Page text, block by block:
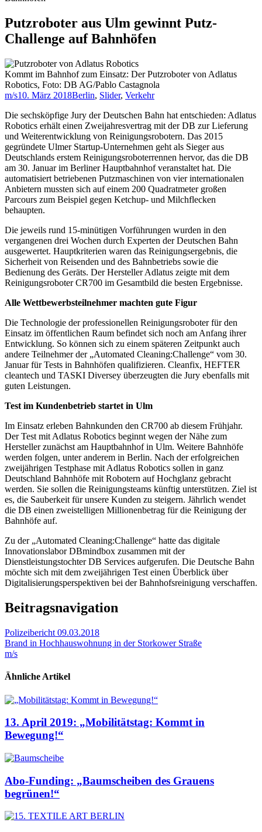
Putzroboter aus Ulm gewinnt Putz-
Challenge auf Bahnhöfen
Kommt im Bahnhof zum Einsatz: Der Putzroboter von Adlatus
Robotics, Foto: DB AG/Pablo Castagnola
m/s10. März 2018Berlin, Slider, Verkehr
Die sechsköpfige Jury der Deutschen Bahn hat entschieden: Adlatus
Robotics erhält einen Zweijahresvertrag mit der DB zur Lieferung
und Weiterentwicklung von Reinigungsrobotern. Das 2015
gegründete Ulmer Startup-Unternehmen geht als Sieger aus
Deutschlands erstem Reinigungsroboterrennen hervor, das die DB
am 30. Januar im Berliner Hauptbahnhof veranstaltet hat. Die
automatisiert betriebenen Putzmaschinen von vier internationalen
Anbietern mussten sich auf einem 200 Quadratmeter großen
Parcours zum Beispiel gegen Ketchup- und Milchflecken
behaupten.
Die jeweils rund 15-minütigen Vorführungen wurden in den
vergangenen drei Wochen durch Experten der Deutschen Bahn
ausgewertet. Hauptkriterien waren das Reinigungsergebnis, die
Sicherheit von Reisenden und des Bahnbetriebs sowie die
Bedienung des Geräts. Der Hersteller Adlatus zeigte mit dem
Reinigungsroboter CR700 im Gesamtbild die besten Ergebnisse.
Alle Wettbewerbsteilnehmer machten gute Figur
Die Technologie der professionellen Reinigungsroboter für den
Einsatz im öffentlichen Raum befindet sich noch am Anfang ihrer
Entwicklung. So können sich zu einem späteren Zeitpunkt auch
andere Teilnehmer der „Automated Cleaning:Challenge“ vom 30.
Januar für Tests in Bahnhöfen qualifizieren. Cleanfix, HEFTER
cleantech und TASKI Diversey überzeugten die Jury ebenfalls mit
guten Leistungen.
Test im Kundenbetrieb startet in Ulm
Im Einsatz erleben Bahnkunden den CR700 ab diesem Frühjahr.
Der Test mit Adlatus Robotics beginnt wegen der Nähe zum
Hersteller zunächst am Hauptbahnhof in Ulm. Weitere Bahnhöfe
werden folgen, unter anderem in Berlin. Nach der erfolgreichen
zweijährigen Testphase mit Adlatus Robotics sollen in ganz
Deutschland Bahnhöfe mit Robotern auf Hochglanz gebracht
werden. Sie sollen die Reinigungsteams künftig unterstützen. Ziel ist
es, die Sauberkeit für unsere Kunden zu steigern. Jährlich wendet
die DB einen zweistelligen Millionenbetrag für die Reinigung der
Bahnhöfe auf.
Zu der „Automated Cleaning:Challenge“ hatte das digitale
Innovationslabor DBmindbox zusammen mit der
Dienstleistungstochter DB Services aufgerufen. Die Deutsche Bahn
möchte sich mit dem zweijährigen Test einen Überblick über
Digitalisierungsperspektiven bei der Bahnhofsreinigung verschaffen.
Beitragsnavigation
Polizeibericht 09.03.2018
Brand in Hochhauswohnung in der Storkower Straße
m/s
Ähnliche Artikel
13. April 2019: „Mobilitätstag: Kommt in
Bewegung!“
Abo-Funding: „Baumscheiben des Grauens
begrünen!“